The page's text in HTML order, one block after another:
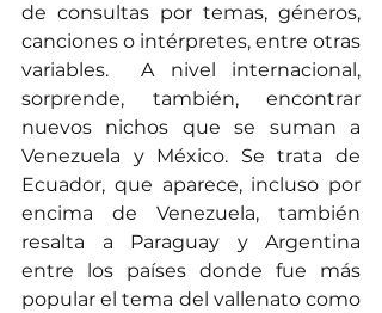
de consultas por temas, géneros,
canciones o intérpretes, entre otras
variables.  A nivel internacional,
sorprende, también, encontrar
nuevos nichos que se suman a
Venezuela y México. Se trata de
Ecuador, que aparece, incluso por
encima de Venezuela, también
resalta a Paraguay y Argentina
entre los países donde fue más
popular el tema del vallenato como